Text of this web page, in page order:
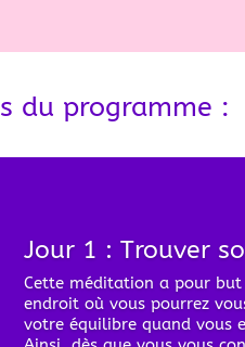
du programme :
Jour 1 : Trouver
Cette méditation a pour
endroit où vous pourrez
votre équilibre quand vous